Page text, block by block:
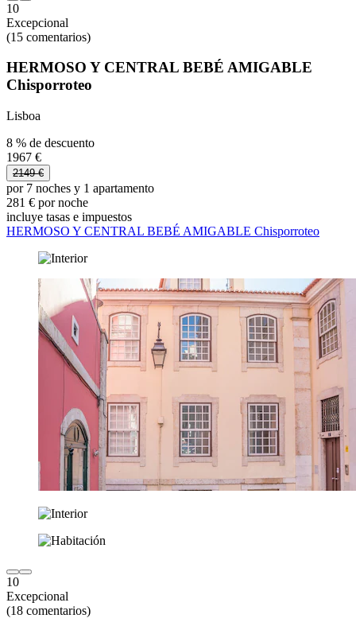
10
Excepcional
(15 comentarios)
HERMOSO Y CENTRAL BEBÉ AMIGABLE
Chisporroteo
Lisboa
8 % de descuento
1967 €
2149 €
por 7 noches y 1 apartamento
281 € por noche
incluye tasas e impuestos
HERMOSO Y CENTRAL BEBÉ AMIGABLE Chisporroteo
10
Excepcional
(18 comentarios)